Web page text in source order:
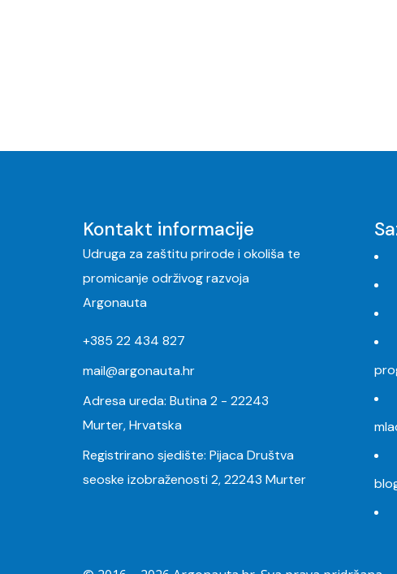
Kontakt informacije
Udruga za zaštitu prirode i okoliša te
promicanje održivog razvoja
Argonauta
+385 22 434 827
mail@argonauta.hr
Adresa ureda: Butina 2 - 22243
Murter, Hrvatska
Registrirano sjedište: Pijaca Društva
seoske izobraženosti 2, 22243 Murter